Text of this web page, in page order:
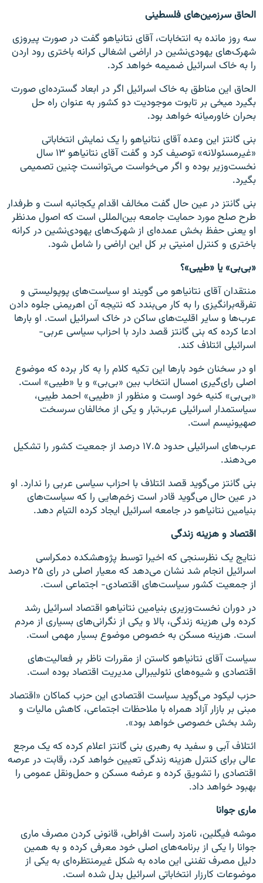
الحاق سرزمین‌های فلسطینی
سه روز مانده به انتخابات، آقای نتانیاهو گفت در صورت پیروزی
شهرک‌های یهودی‌نشين در اراضی اشغالی کرانه باختری رود اردن
را به خاک اسرائیل ضمیمه خواهد کرد.
الحاق این مناطق به خاک اسرائیل اگر در ابعاد گسترده‌ای صورت
بگیرد میخی بر تابوت موجودیت دو کشور به عنوان راه حل
بحران خاورمیانه خواهد بود.
بنی گانتز این وعده آقای نتانیاهو را یک نمایش انتخاباتی
«غیرمسئولانه» توصیف کرد و گفت آقای نتانیاهو ۱۳ سال
نخست‌وزیر بوده و اگر می‌خواست می‌توانست چنین تصمیمی
بگیرد.
بنی گانتز در عین حال گفت مخالف اقدام یکجانبه است و طرفدار
طرح صلح مورد حمایت جامعه بین‌المللی است که اصول مدنظر
او یعنی حفظ بخش عمده‌ای از شهرک‌های یهودی‌نشین در کرانه
باختری و کنترل امنیتی بر کل این اراضی را شامل شود.
«بی‌بی» یا «طیبی»؟
منتقدان آقای نتانیاهو می گویند او سیاست‌های پوپولیستی و
تفرقه‌برانگیزی را به کار می‌بندد که نتیجه آن اهریمنی جلوه دادن
عرب‌ها و سایر اقلیت‌های ساکن در خاک اسرائیل است. او بارها
ادعا کرده که بنی گانتز قصد دارد با احزاب سیاسی عربی-
اسرائیلی ائتلاف کند.
او در سخنان خود بارها این تکیه کلام را به کار برده که موضوع
اصلی رای‌گیری امسال انتخاب بین «بی‌بی» و یا «طیبی» است.
«بی‌بی» کنيه خود اوست و منظور از «طیبی» احمد طیبی،
سیاستمدار اسرائیلی عرب‌تبار و یکی از مخالفان سرسخت
صهیونیسم است.
عرب‌های اسرائیلی حدود ۱۷.۵ درصد از جمعیت کشور را تشکیل
می‌دهند.
بنی گانتز می‌گوید قصد ائتلاف با احزاب سیاسی عربی را ندارد. او
در عین حال می‌گوید قادر است زخم‌هایی را که سیاست‌های
بنیامین نتانیاهو در جامعه اسرائیل ایجاد کرده التیام دهد.
اقتصاد و هزینه زندگی
نتایج یک نظرسنجی که اخیرا توسط پژوهشکده دمکراسی
اسرائیل انجام شد نشان می‌دهد که معیار اصلی در رای ۲۵ درصد
از جمعیت کشور سیاست‌های اقتصادی- اجتماعی است.
در دوران نخست‌وزیری بنیامین نتانیاهو اقتصاد اسرائیل رشد
کرده ولی هزینه زندگی، بالا و یکی از نگرانی‌های بسیاری از مردم
است. هزینه مسکن به خصوص موضوع بسیار مهمی است.
سیاست آقای نتانیاهو کاستن از مقررات ناظر بر فعالیت‌های
اقتصادی و شیوه‌های نئولیبرالی مدیریت اقتصاد بوده است.
حزب لیکود می‌گوید سیاست اقتصادی این حزب کماکان «اقتصاد
مبنی بر بازار آزاد همراه با ملاحظات اجتماعی، کاهش مالیات و
رشد بخش خصوصی خواهد بود».
ائتلاف آبی و سفید به رهبری بنی گانتز اعلام کرده که یک مرجع
عالی برای کنترل هزینه زندگی تعیین خواهد کرد، رقابت در عرصه
اقتصادی را تشویق کرده و عرضه مسکن و حمل‌ونقل عمومی را
بهبود خواهد داد.
ماری جوانا
موشه فیگلین، نامزد راست افراطی، قانونی کردن مصرف ماری
جوانا را یکی از برنامه‌های اصلی خود معرفی کرده و به همین
دلیل مصرف تفننی این ماده به شکل غیرمنتظره‌ای به یکی از
موضوعات کارزار انتخاباتی اسرائیل بدل شده است.